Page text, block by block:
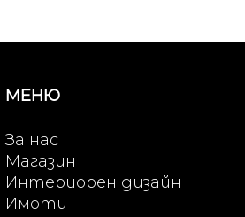
МЕНЮ
За нас
Магазин
Интериорен дизайн
Имоти